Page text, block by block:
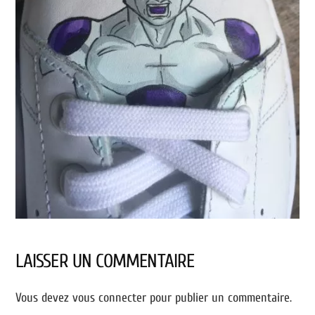
LAISSER UN COMMENTAIRE
Vous devezvous connecter pour publier un commentaire.